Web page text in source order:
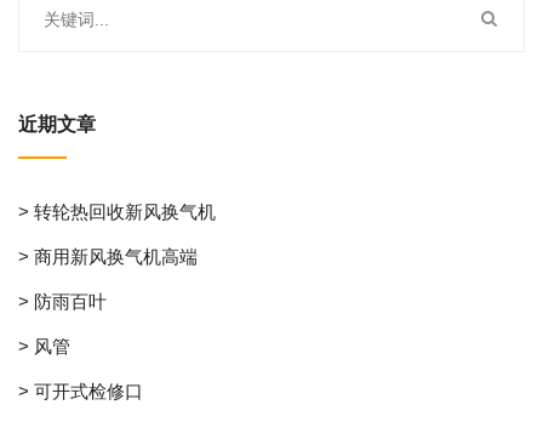
近期文章
> 转轮热回收新风换气机
> 商用新风换气机高端
> 防雨百叶
> 风管
> 可开式检修口